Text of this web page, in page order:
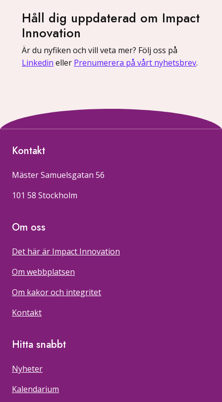
Håll dig uppdaterad om Impact
Innovation
Är du nyfiken och vill veta mer? Följ oss på
Linkedin eller Prenumerera på vårt nyhetsbrev.
Kontakt
Mäster Samuelsgatan 56
101 58 Stockholm
Om oss
Det här är Impact Innovation
Om webbplatsen
Om kakor och integritet
Kontakt
Hitta snabbt
Nyheter
Kalendarium